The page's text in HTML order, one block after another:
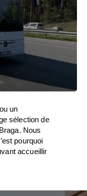
un
sélection de
Nous
pourquoi
accueillir